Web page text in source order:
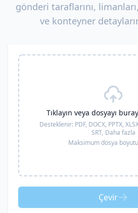
gönderi taraflarını,
ve konteyner
Tıklayın veya dosyayı
Desteklenir: PDF, DOCX, PPTX,
SRT, Daha fazla
Maksimum dosya
Çevir